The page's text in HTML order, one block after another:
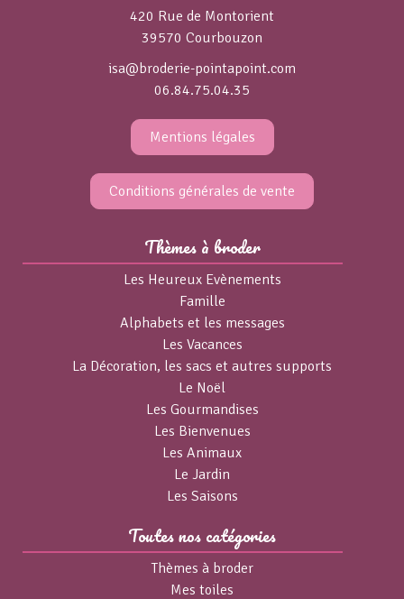
420 Rue de Montorient
39570 Courbouzon
isa@broderie-pointapoint.com
06.84.75.04.35
Mentions légales
Conditions générales de vente
Thèmes à broder
Les Heureux Evènements
Famille
Alphabets et les messages
Les Vacances
La Décoration, les sacs et autres supports
Le Noël
Les Gourmandises
Les Bienvenues
Les Animaux
Le Jardin
Les Saisons
Toutes nos catégories
Thèmes à broder
Mes toiles